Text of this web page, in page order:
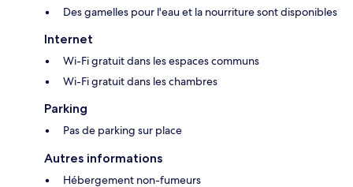
Des gamelles pour l'eau et la nourriture sont disponibles
Internet
Wi-Fi gratuit dans les espaces communs
Wi-Fi gratuit dans les chambres
Parking
Pas de parking sur place
Autres informations
Hébergement non-fumeurs